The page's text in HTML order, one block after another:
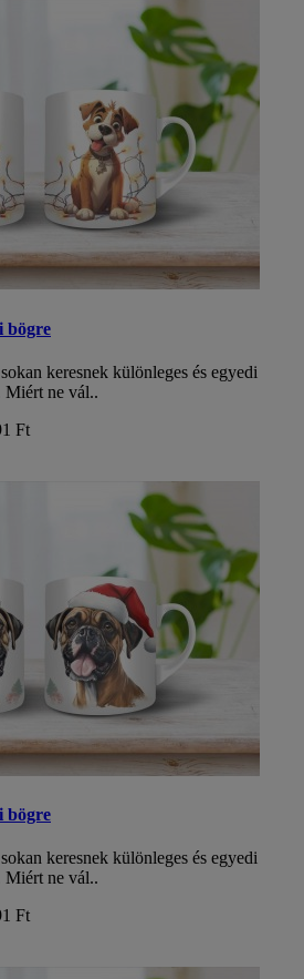
bögre
keresnek különleges és egyedi
Miért ne vál..
Ft
bögre
keresnek különleges és egyedi
Miért ne vál..
Ft